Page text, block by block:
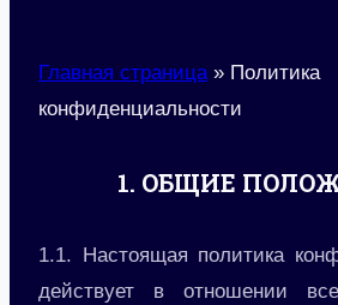
Главная страница » Политика
конфиденциальности
1. ОБЩИЕ
1.1. Настоящая политика
действует в отношении